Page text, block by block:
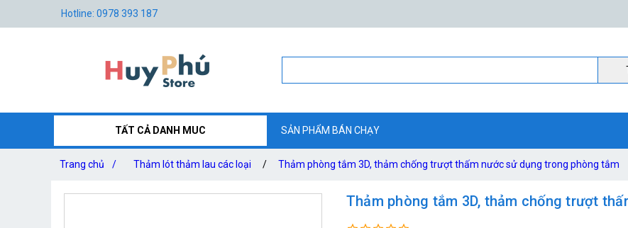
Hotline: 0978 393 187
TẤT CẢ DANH MUC SẢN PHẨM BÁN CHẠY
Trang chủ / Thảm lót thảm lau các loại / Thảm phòng tắm 3D, thảm chống trượt thấm nước sử dụng trong phòng tắm
Thảm phòng tắm 3D, thảm chống trượt